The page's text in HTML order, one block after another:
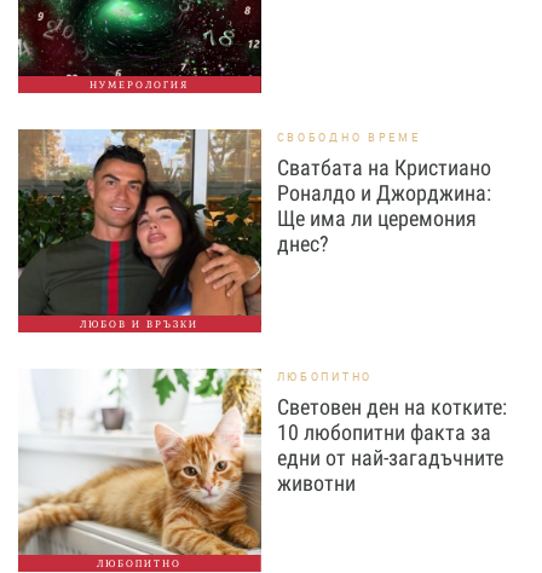
НУМЕРОЛОГИЯ
ЛЮБОВ И ВРЪЗКИ
СВОБОДНО ВРЕМЕ
Сватбата на Кристиано
Роналдо и Джорджина:
Ще има ли церемония
днес?
ЛЮБОПИТНО
ЛЮБОПИТНО
Световен ден на котките:
10 любопитни факта за
едни от най-загадъчните
животни